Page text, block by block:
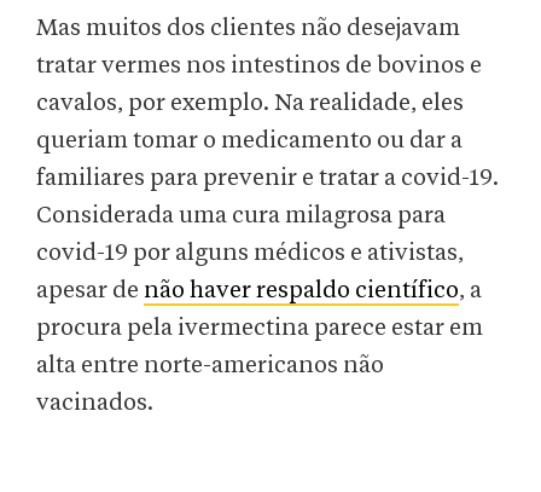
Mas muitos dos clientes não desejavam
tratar vermes nos intestinos de bovinos e
cavalos, por exemplo. Na realidade, eles
queriam tomar o medicamento ou dar a
familiares para prevenir e tratar a covid-19.
Considerada uma cura milagrosa para
covid-19 por alguns médicos e ativistas,
apesar de não haver respaldo científico, a
procura pela ivermectina parece estar em
alta entre norte-americanos não
vacinados.